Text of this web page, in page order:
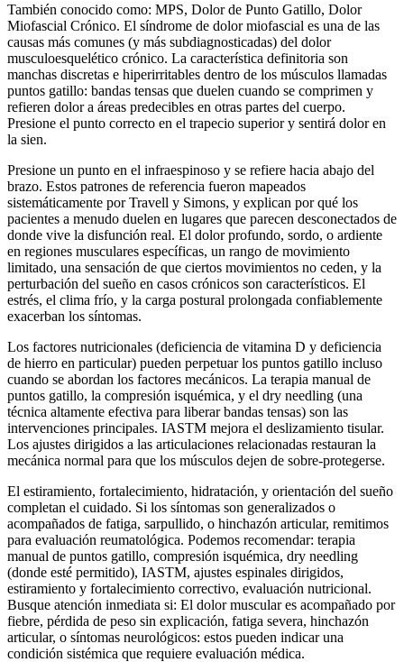
También conocido como: MPS, Dolor de Punto Gatillo, Dolor
Miofascial Crónico. El síndrome de dolor miofascial es una de las
causas más comunes (y más subdiagnosticadas) del dolor
musculoesquelético crónico. La característica definitoria son
manchas discretas e hiperirritables dentro de los músculos llamadas
puntos gatillo: bandas tensas que duelen cuando se comprimen y
refieren dolor a áreas predecibles en otras partes del cuerpo.
Presione el punto correcto en el trapecio superior y sentirá dolor en
la sien.
Presione un punto en el infraespinoso y se refiere hacia abajo del
brazo. Estos patrones de referencia fueron mapeados
sistemáticamente por Travell y Simons, y explican por qué los
pacientes a menudo duelen en lugares que parecen desconectados de
donde vive la disfunción real. El dolor profundo, sordo, o ardiente
en regiones musculares específicas, un rango de movimiento
limitado, una sensación de que ciertos movimientos no ceden, y la
perturbación del sueño en casos crónicos son característicos. El
estrés, el clima frío, y la carga postural prolongada confiablemente
exacerban los síntomas.
Los factores nutricionales (deficiencia de vitamina D y deficiencia
de hierro en particular) pueden perpetuar los puntos gatillo incluso
cuando se abordan los factores mecánicos. La terapia manual de
puntos gatillo, la compresión isquémica, y el dry needling (una
técnica altamente efectiva para liberar bandas tensas) son las
intervenciones principales. IASTM mejora el deslizamiento tisular.
Los ajustes dirigidos a las articulaciones relacionadas restauran la
mecánica normal para que los músculos dejen de sobre-protegerse.
El estiramiento, fortalecimiento, hidratación, y orientación del sueño
completan el cuidado. Si los síntomas son generalizados o
acompañados de fatiga, sarpullido, o hinchazón articular, remitimos
para evaluación reumatológica. Podemos recomendar: terapia
manual de puntos gatillo, compresión isquémica, dry needling
(donde esté permitido), IASTM, ajustes espinales dirigidos,
estiramiento y fortalecimiento correctivo, evaluación nutricional.
Busque atención inmediata si: El dolor muscular es acompañado por
fiebre, pérdida de peso sin explicación, fatiga severa, hinchazón
articular, o síntomas neurológicos: estos pueden indicar una
condición sistémica que requiere evaluación médica.